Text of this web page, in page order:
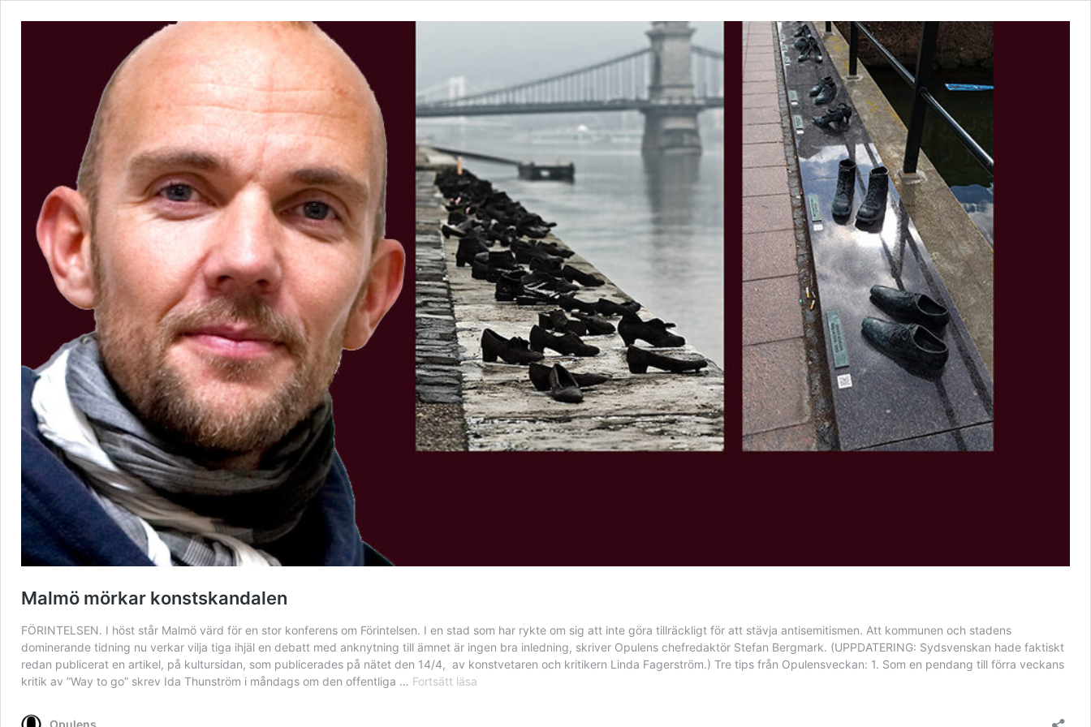
Malmö mörkar konstskandalen
FÖRINTELSEN. I höst står Malmö värd för en stor konferens om Förintelsen. I en stad som har rykte om sig att inte göra tillräckligt för att stävja antisemitismen. Att kommunen och stadens
dominerande tidning nu verkar vilja tiga ihjäl en debatt med anknytning till ämnet är ingen bra inledning, skriver Opulens chefredaktör Stefan Bergmark. (UPPDATERING: Sydsvenskan hade faktiskt
redan publicerat ‎en‎ artikel, på kultursidan, som publicerades på nätet den 14/4, av konstvetaren och kritikern Linda Fagerström.) Tre tips från Opulensveckan: 1. Som en pendang till förra veckans
kritik av ”Way to go” skrev Ida Thunström i måndags om den offentliga … Fortsätt läsa